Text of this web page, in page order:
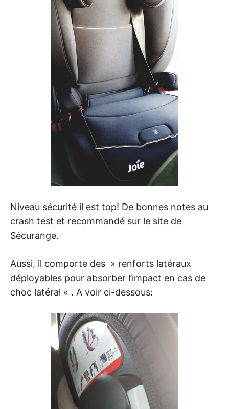
Niveau sécurité il est top! De bonnes notes au
crash test et recommandé sur le site de
Sécurange.
Aussi, il comporte des » renforts latéraux
déployables pour absorber l’impact en cas de
choc latéral « . A voir ci-dessous: